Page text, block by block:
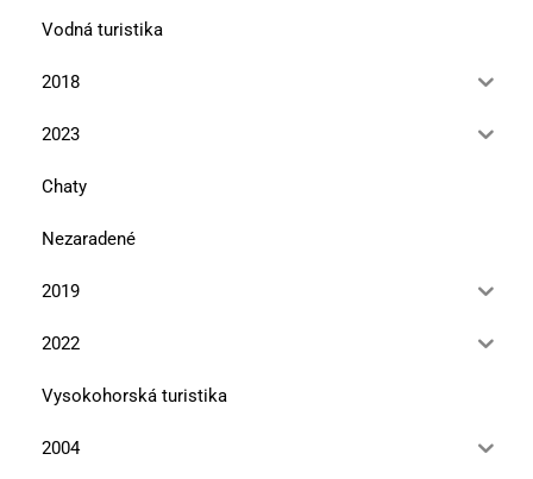
Vodná turistika
2018
2023
Chaty
Nezaradené
2019
2022
Vysokohorská turistika
2004